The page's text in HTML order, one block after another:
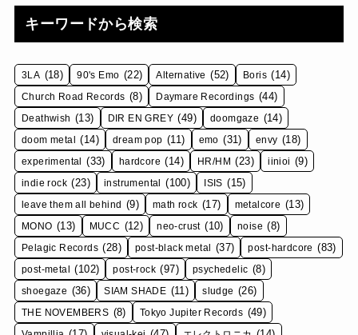
キーワードから検索
3LA (18) 90's Emo (22) Alternative (52) Boris (14)
Church Road Records (8) Daymare Recordings (44)
Deathwish (13) DIR EN GREY (49) doomgaze (14)
doom metal (14) dream pop (11) emo (31) envy (18)
experimental (33) hardcore (14) HR/HM (23) iinioi (9)
indie rock (23) instrumental (100) ISIS (15)
leave them all behind (9) math rock (17) metalcore (13)
MONO (13) MUCC (12) neo-crust (10) noise (8)
Pelagic Records (28) post-black metal (37) post-hardcore (83)
post-metal (102) post-rock (97) psychedelic (8)
shoegaze (36) SIAM SHADE (11) sludge (26)
THE NOVEMBERS (8) Tokyo Jupiter Records (49)